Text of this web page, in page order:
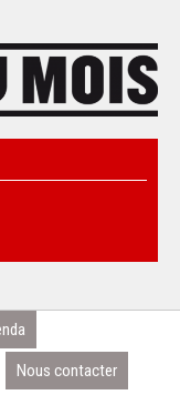
Nous contacter